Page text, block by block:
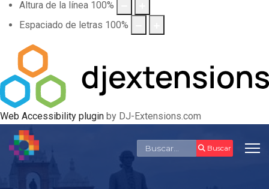
Altura de la línea 100%
Espaciado de letras 100%
Web Accessibility plugin by DJ-Extensions.com
Buscar Buscar